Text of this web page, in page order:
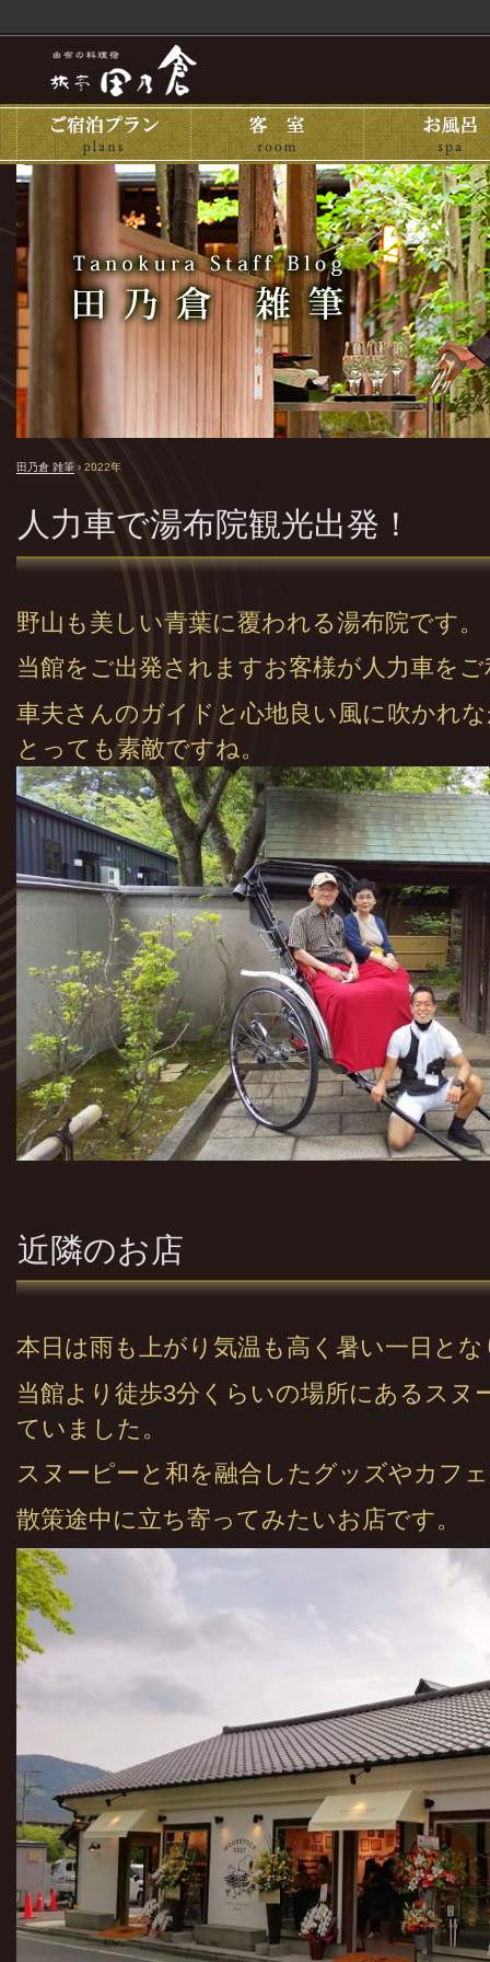
田乃倉 雑筆 › 2022年
人力車で湯布院観光出発！
野山も美しい青葉に覆われる湯布院です。
当館をご出発されますお客様が人力車を
車夫さんのガイドと心地良い風に吹かれ
とっても素敵ですね。
近隣のお店
本日は雨も上がり気温も高く暑い一日と
当館より徒歩3分くらいの場所にあるスヌ
ていました。
スヌーピーと和を融合したグッズやカフ
散策途中に立ち寄ってみたいお店です。